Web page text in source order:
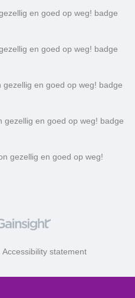
en goed op weg! badge
en goed op weg! badge
gezellig en goed op weg! badge
gezellig en goed op weg! badge
gezellig en goed op weg!
Accessibility statement